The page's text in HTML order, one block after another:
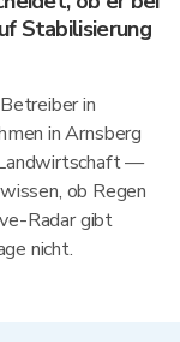
Stabilisierung
in
in Arnsberg
—
ob Regen
Radar gibt
nicht.